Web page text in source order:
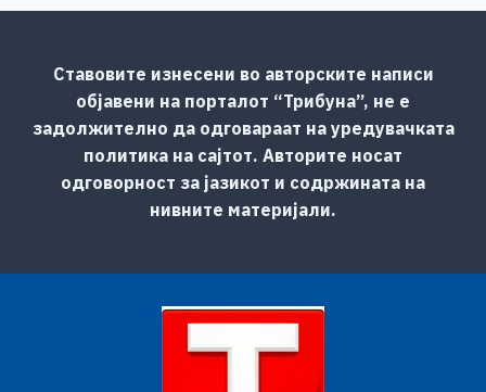
Ставовите изнесени во авторските написи
објавени на порталот “Трибуна”, не е
задолжително да одговараат на уредувачката
политика на сајтот. Авторите носат
одговорност за јазикот и содржината на
нивните материјали.